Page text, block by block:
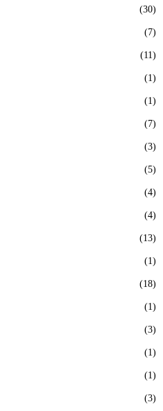
30
7
11
1
1
7
3
5
4
4
13
1
18
1
3
1
1
3